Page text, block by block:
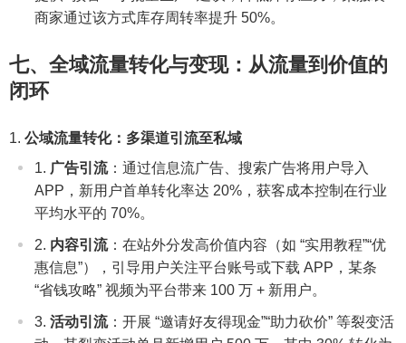
商家通过该方式库存周转率提升 50%。
七、全域流量转化与变现：从流量到价值的
闭环
公域流量转化：多渠道引流至私域
广告引流：通过信息流广告、搜索广告将用户导入
APP，新用户首单转化率达 20%，获客成本控制在行业
平均水平的 70%。
内容引流：在站外分发高价值内容（如 “实用教程”“优
惠信息”），引导用户关注平台账号或下载 APP，某条
“省钱攻略” 视频为平台带来 100 万 + 新用户。
活动引流：开展 “邀请好友得现金”“助力砍价” 等裂变活